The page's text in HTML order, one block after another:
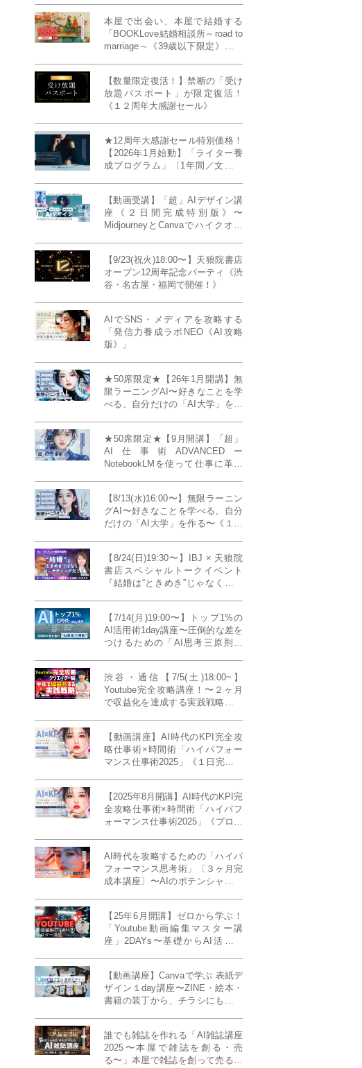
成ラボPresents》
本屋で出会い、本屋で結婚する
「BOOKLove結婚相談所～road to
marriage～《39歳以下限定》」全
【数量限定復活！】禁断の「受け
放題パスポート」が限定復活！
《１２周年大感謝セール》
★12周年大感謝セール特別価格！
【2026年1月始動】「ライター養
成プログラム」〔1年間／文章講
ー”へ、全国どこからでも。〜《全
店舗リアルタイム参加OK／録画
視聴対応／限定4席》
【動画受講】「超」AIデザイン講
座《２日間完成特別版》〜
MidjourneyとCanvaでハイクオリ
【9/23(祝火)18:00〜】天狼院書店
オープン12周年記念パーティ《渋
谷・名古屋・福岡で開催！》
AIでSNS・メディアを攻略する
「発信力養成ラボNEO《AI攻略
版》」
★50席限定★【26年1月開講】無
限ラーニングAI〜好きなことを学
べる、自分だけの「AI大学」を作
★50席限定★【9月開講】「超」
AI仕事術ADVANCEDー
NotebookLMを使って仕事に革命
【8/13(水)16:00〜】無限ラーニン
グAI〜好きなことを学べる、自分
だけの「AI大学」を作る〜《１日
【8/24(日)19:30〜】IBJ × 天狼院
書店スペシャルトークイベント
『結婚は“ときめき”じゃなくて、
のカタチ〜《BOOKLove結婚相談
所presents》
【7/14(月)19:00〜】トップ1%の
AI活用術1day講座〜圧倒的な差を
つけるための「AI思考三原則」
渋谷・通信【7/5(土)18:00~】
Youtube完全攻略講座！〜２ヶ月
で収益化を達成する実践戦略！ゲ
発信力養成ラボNEO》
【動画講座】AI時代のKPI完全攻
略仕事術×時間術「ハイパフォー
マンス仕事術2025」《１日完成特
【2025年8月開講】AI時代のKPI完
全攻略仕事術×時間術「ハイパフ
ォーマンス仕事術2025」《プロフ
AI時代を攻略するための「ハイパ
フォーマンス思考術」〔３ヶ月完
成本講座〕〜AIのポテンシャルを
【25年6月開講】ゼロから学ぶ！
「Youtube動画編集マスター講
座」2DAYs〜基礎からAI活用ま
【動画講座】Canvaで学ぶ 表紙デ
ザイン１day講座〜ZINE・絵本・
書籍の装丁から、チラシにも活か
誰でも雑誌を作れる「AI雑誌講座
2025〜本屋で雑誌を創る・売
る〜」本屋で雑誌を創って売る！